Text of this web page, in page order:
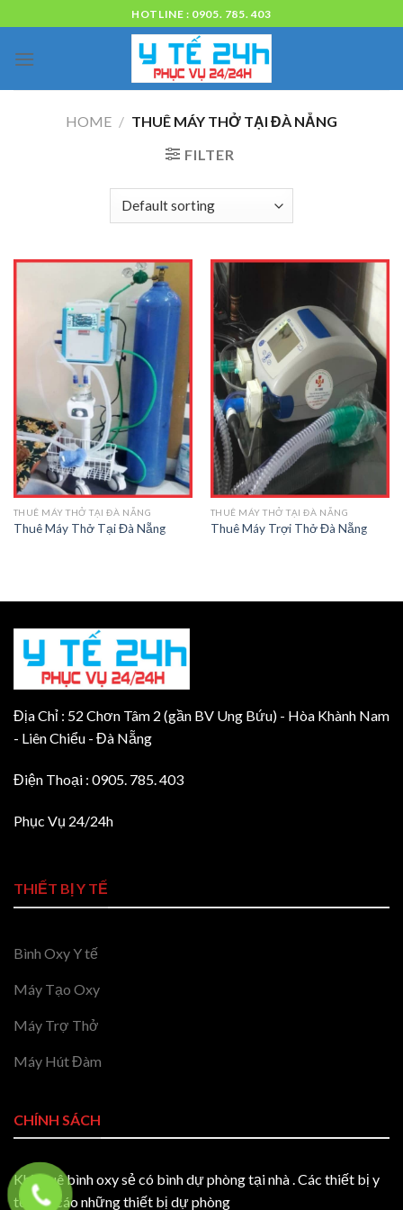
to
content
HOTLINE : 0905. 785. 403
HOME / THUÊ MÁY THỞ TẠI ĐÀ NẴNG
FILTER
THUÊ MÁY THỞ TẠI ĐÀ NẴNG
Thuê Máy Thở Tại Đà Nẵng
THUÊ MÁY THỞ TẠI ĐÀ NẴNG
Thuê Máy Trợi Thở Đà Nẵng
Địa Chỉ : 52 Chơn Tâm 2 (gần BV Ung Bứu) - Hòa Khành Nam
- Liên Chiểu - Đà Nẵng
Điện Thoại : 0905. 785. 403
Phục Vụ 24/24h
THIẾT BỊ Y TẾ
Bình Oxy Y tế
Máy Tạo Oxy
Máy Trợ Thở
Máy Hút Đàm
CHÍNH SÁCH
Khi thuê bình oxy sẻ có bình dự phòng tại nhà . Các thiết bị y
tế đều cáo những thiết bị dự phòng